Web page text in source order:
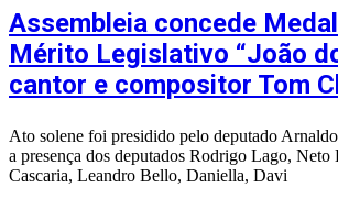
Assembleia concede
Mérito Legislativo “João
cantor e compositor Tom
Ato solene foi presidido pelo deputado
a presença dos deputados Rodrigo Lago, Neto
Cascaria, Leandro Bello, Daniella, Davi